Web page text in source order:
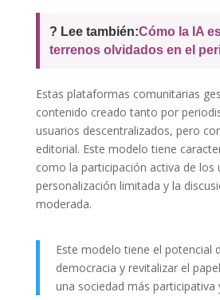
? Lee también:Cómo la IA
terrenos olvidados en el
Estas plataformas comunitarias
contenido creado tanto por
usuarios descentralizados, pero
editorial. Este modelo tiene
como la participación activa de los
personalización limitada y la
moderada.
Este modelo tiene el potencial
democracia y revitalizar el
una sociedad más participativa